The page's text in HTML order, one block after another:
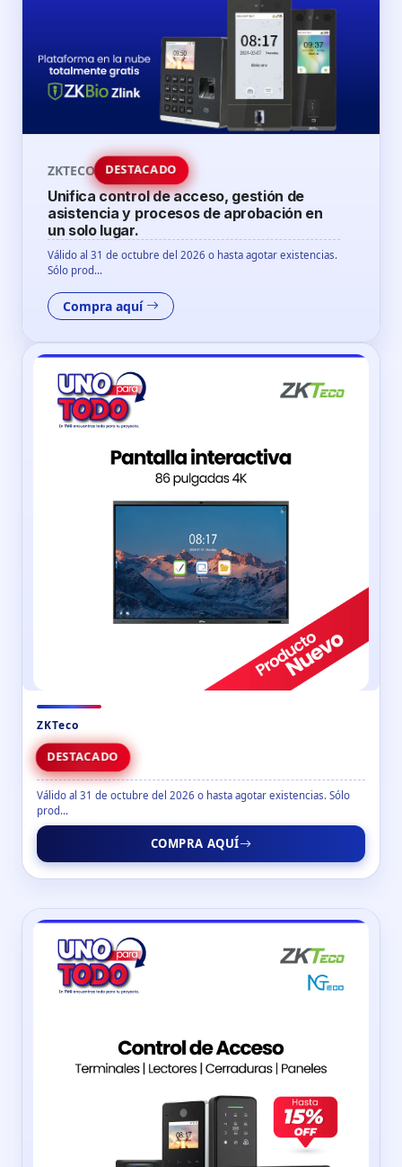
ZKTECO DESTACADO
Unifica control de acceso, gestión de
asistencia y procesos de aprobación en
un solo lugar.
Válido al 31 de octubre del 2026 o hasta agotar existencias.
Sólo prod...
Compra aquí
ZKTeco
DESTACADO
Válido al 31 de octubre del 2026 o hasta agotar existencias. Sólo
prod...
COMPRA AQUÍ